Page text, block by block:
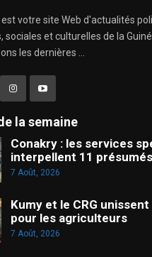
votre site Web d'actualités
sociales et culturelles de la
les dernières ...
la semaine
Conakry : les services
interpellent 11
7 Août, 2026
Kumy et le CRG
pour les agriculteurs
7 Août, 2026